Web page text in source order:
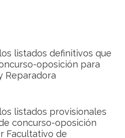
listados definitivos que
oposición para
Reparadora
listados provisionales
concurso-oposición
Facultativo de